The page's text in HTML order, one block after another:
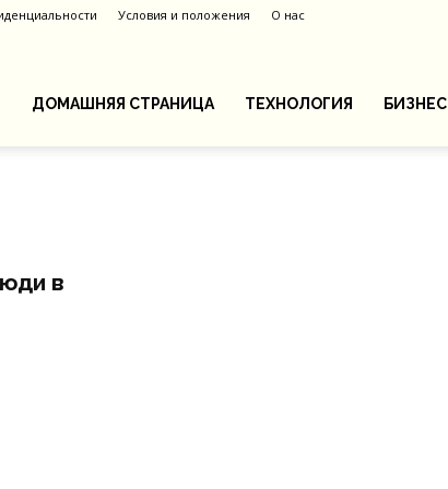
Условия и положения О нас
ДОМАШНЯЯ СТРАНИЦА ТЕХНОЛОГИЯ БИЗНЕС
в